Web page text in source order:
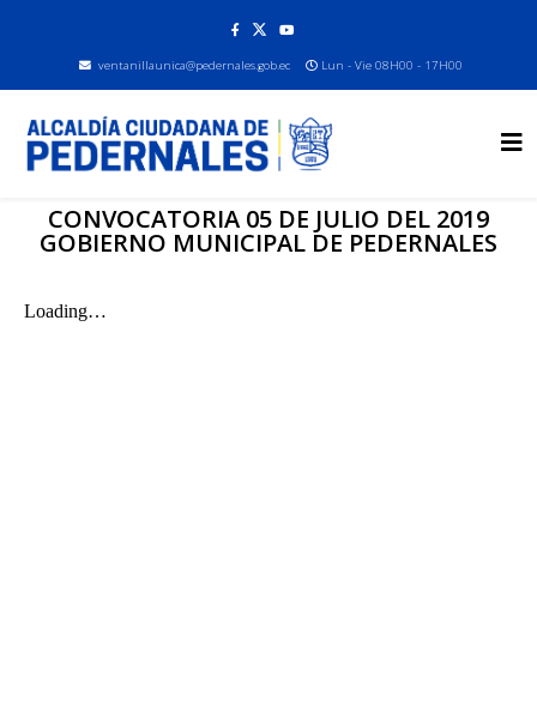
ventanillaunica@pedernales.gob.ec Lun - Vie 08H00 - 17H00
CONVOCATORIA 05 DE JULIO DEL 2019
GOBIERNO MUNICIPAL DE PEDERNALES